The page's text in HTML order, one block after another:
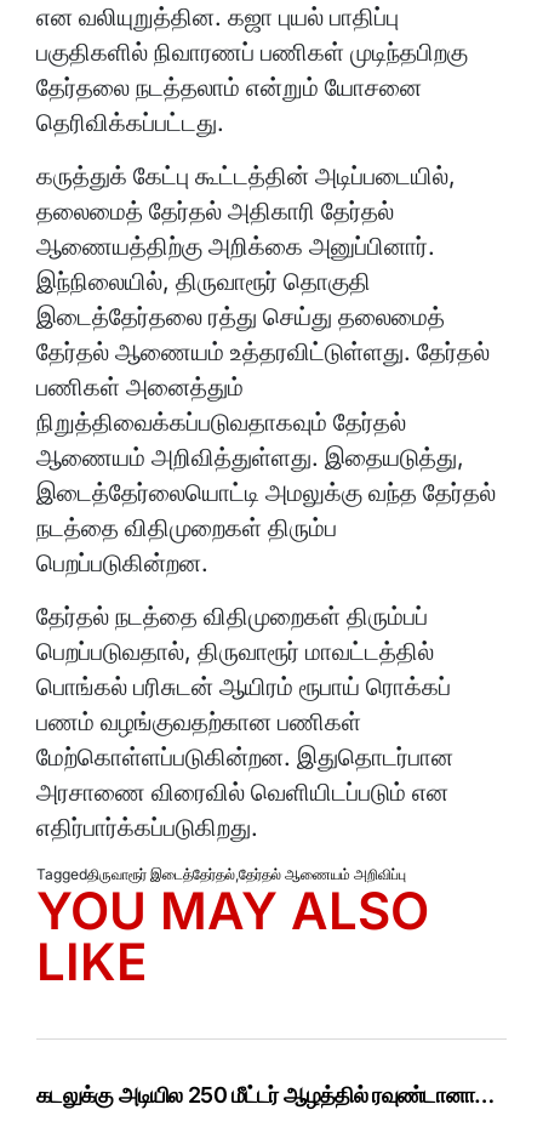
என வலியுறுத்தின. கஜா புயல் பாதிப்பு
பகுதிகளில் நிவாரணப் பணிகள் முடிந்தபிறகு
தேர்தலை நடத்தலாம் என்றும் யோசனை
தெரிவிக்கப்பட்டது.
கருத்துக் கேட்பு கூட்டத்தின் அடிப்படையில்,
தலைமைத் தேர்தல் அதிகாரி தேர்தல்
ஆணையத்திற்கு அறிக்கை அனுப்பினார்.
இந்நிலையில், திருவாரூர் தொகுதி
இடைத்தேர்தலை ரத்து செய்து தலைமைத்
தேர்தல் ஆணையம் உத்தரவிட்டுள்ளது. தேர்தல்
பணிகள் அனைத்தும்
நிறுத்திவைக்கப்படுவதாகவும் தேர்தல்
ஆணையம் அறிவித்துள்ளது. இதையடுத்து,
இடைத்தேர்லையொட்டி அமலுக்கு வந்த தேர்தல்
நடத்தை விதிமுறைகள் திரும்ப
பெறப்படுகின்றன.
தேர்தல் நடத்தை விதிமுறைகள் திரும்பப்
பெறப்படுவதால், திருவாரூர் மாவட்டத்தில்
பொங்கல் பரிசுடன் ஆயிரம் ரூபாய் ரொக்கப்
பணம் வழங்குவதற்கான பணிகள்
மேற்கொள்ளப்படுகின்றன. இதுதொடர்பான
அரசாணை விரைவில் வெளியிடப்படும் என
எதிர்பார்க்கப்படுகிறது.
Taggedதிருவாரூர் இடைத்தேர்தல்,தேர்தல் ஆணையம் அறிவிப்பு
YOU MAY ALSO
LIKE
கடலுக்கு அடியில 250 மீட்டர் ஆழத்தில் ரவுண்டானா…